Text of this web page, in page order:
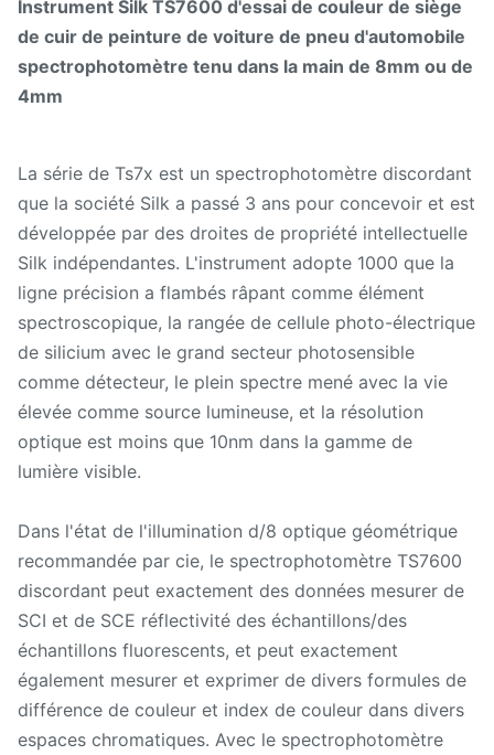
Instrument Silk TS7600 d'essai de couleur de siège
de cuir de peinture de voiture de pneu d'automobile
spectrophotomètre tenu dans la main de 8mm ou de
4mm
La série de Ts7x est un spectrophotomètre discordant
que la société Silk a passé 3 ans pour concevoir et est
développée par des droites de propriété intellectuelle
Silk indépendantes. L'instrument adopte 1000 que la
ligne précision a flambés râpant comme élément
spectroscopique, la rangée de cellule photo-électrique
de silicium avec le grand secteur photosensible
comme détecteur, le plein spectre mené avec la vie
élevée comme source lumineuse, et la résolution
optique est moins que 10nm dans la gamme de
lumière visible.
Dans l'état de l'illumination d/8 optique géométrique
recommandée par cie, le spectrophotomètre TS7600
discordant peut exactement des données mesurer de
SCI et de SCE réflectivité des échantillons/des
échantillons fluorescents, et peut exactement
également mesurer et exprimer de divers formules de
différence de couleur et index de couleur dans divers
espaces chromatiques. Avec le spectrophotomètre